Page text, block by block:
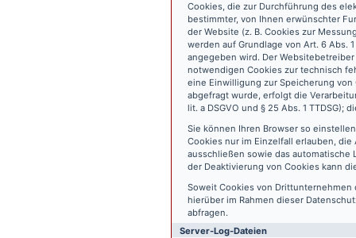
Cookies, die zur Durchführung des
bestimmter, von Ihnen erwünschter
der Website (z. B. Cookies zur
werden auf Grundlage von Art. 6 Abs.
angegeben wird. Der
notwendigen Cookies zur technisch
eine Einwilligung zur Speicherung
abgefragt wurde, erfolgt die
lit. a DSGVO und § 25 Abs. 1
Sie können Ihren Browser so
Cookies nur im Einzelfall erlauben,
ausschließen sowie das automatische
der Deaktivierung von Cookies kann
Soweit Cookies von
hierüber im Rahmen dieser
abfragen.
Server-Log-Dateien